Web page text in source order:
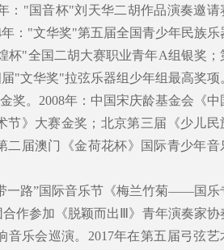
："国音杯"刘天华二胡作品演奏邀请
："文华奖"第五届全国青少年民族乐
杯"全国二胡大赛职业青年A组银奖；
"文华奖"拉弦乐器组少年组最高奖项
奖。2008年：中国宋庆龄基金会《中
节》大赛金奖；北京第三届《少儿民
二届澳门《金荷花杯》国际青少年音
一路”国际音乐节《梅兰竹菊——国乐
作参加《脱颖而出Ⅲ》青年演奏家协
乐会巡演。2017年在第五届弓弦艺